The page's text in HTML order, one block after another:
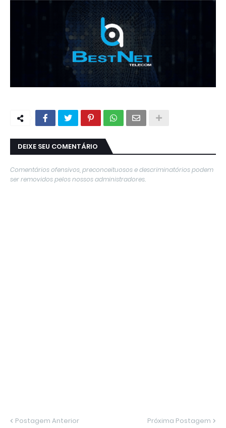
DEIXE SEU COMENTÁRIO
Comentários ofensivos, preconceituosos e descriminatórios podem
ser removidos pelos nossos administradores.
Postagem Anterior Próxima Postagem